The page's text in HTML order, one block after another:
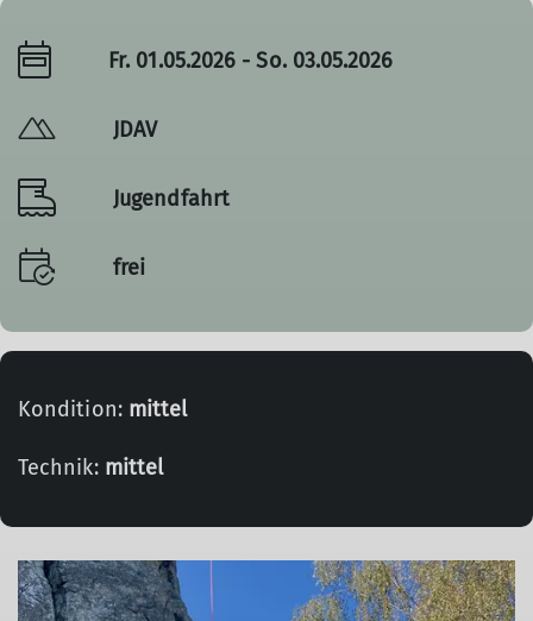
Fr. 01.05.2026 - So. 03.05.2026
JDAV
Jugendfahrt
frei
Kondition: mittel
Technik: mittel